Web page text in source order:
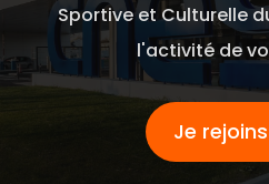
Sportive et Culturelle
l'activité de
Je